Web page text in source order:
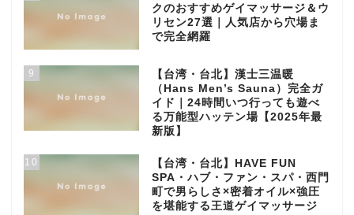
クのおすすめゲイマッサージ＆ウ
リセン27選｜人気店から穴場ま
で完全網羅
9
【台湾・台北】漢士三温暖
（Hans Men’s Sauna）完全ガ
イド｜24時間いつ行っても遊べ
る万能型ハッテン場【2025年最
新版】
10
【台湾・台北】HAVE FUN
SPA・ハブ・ファン・スパ・西門
町で男らしさ×密着オイル×強圧
を堪能する王道ゲイマッサージ